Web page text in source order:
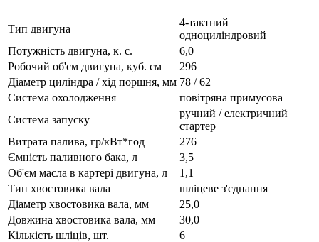
Тип двигуна
4-тактний
одноциліндровий
Потужність двигуна, к. с.
6,0
Робочий об'єм двигуна, куб. см
296
Діаметр циліндра / хід поршня, мм 78 / 62
Система охолодження
повітряна примусова
Система запуску
ручний / електричний
стартер
Витрата палива, гр/кВт*год
276
Ємність паливного бака, л
3,5
Об'єм масла в картері двигуна, л
1,1
Тип хвостовика вала
шліцеве з'єднання
Діаметр хвостовика вала, мм
25,0
Довжина хвостовика вала, мм
30,0
Кількість шліців, шт.
6